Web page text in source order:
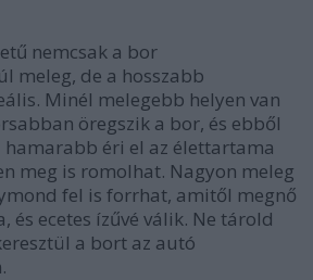
nemcsak a bor
meleg, de a hosszabb
Minél melegebb helyen van
öregszik a bor, és ebből
hamarabb éri el az élettartama
meg is romolhat. Nagyon meleg
fel is forrhat, amitől megnő
és ecetes ízűvé válik. Ne tárold
a bort az autó